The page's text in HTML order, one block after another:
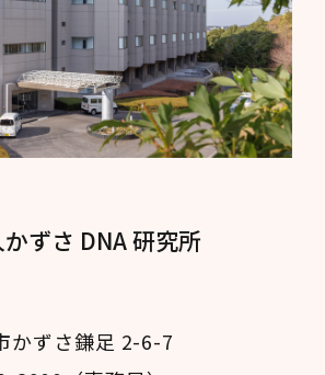
ずさ DNA 研究所
かずさ鎌足 2-6-7